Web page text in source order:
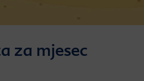
za mjesec